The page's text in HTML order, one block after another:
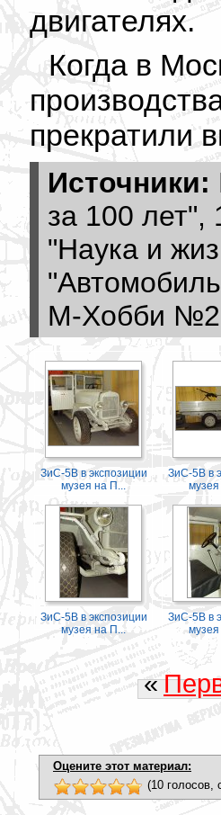
двигателях.
Когда в
прекратили
Источники:
за 100 лет",
"Наука и
М-Хобби №2
ЗиС-5В в экспозиции
музея на П...
ЗиС-5В в
ЗиС-5В в экспозиции
музея на П...
ЗиС-5В в
«
Оцените этот материал:
(10 голосов,